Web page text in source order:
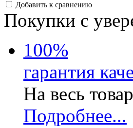
Добавить к сравнению
Покупки с
100%
гарантия
На весь
Подробнее...